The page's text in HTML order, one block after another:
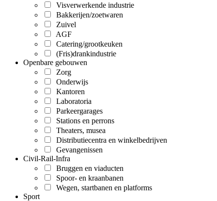
Visverwerkende industrie
Bakkerijen/zoetwaren
Zuivel
AGF
Catering/grootkeuken
(Fris)drankindustrie
Openbare gebouwen
Zorg
Onderwijs
Kantoren
Laboratoria
Parkeergarages
Stations en perrons
Theaters, musea
Distributiecentra en winkelbedrijven
Gevangenissen
Civil-Rail-Infra
Bruggen en viaducten
Spoor- en kraanbanen
Wegen, startbanen en platforms
Sport